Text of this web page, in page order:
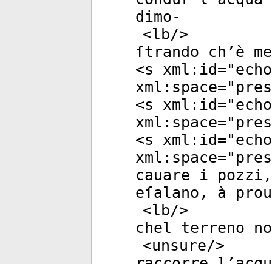
dimo-
<lb/>
ſtrando ch’è
<s xml:id="
xml:space="
<s xml:id="
xml:space="
<s xml:id="
xml:space="
cauare i
eſalano, à
<lb/>
chel terreno
<unsure/>